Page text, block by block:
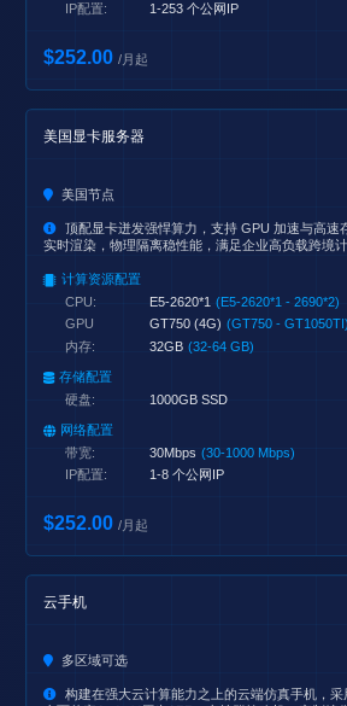
IP配置:
1-253 个公网IP
$252.00 /月起
美国显卡服务器
美国节点
顶配显卡迸发强悍算力，支持 GPU 加速与高速
实时渲染，物理隔离稳性能，满足企业高负载跨境计
计算资源配置
CPU:
E5-2620*1 (E5-2620*1 - 2690*2)
GPU
GT750 (4G) (GT750 - GT1050TI)
内存:
32GB (32-64 GB)
存储配置
硬盘:
1000GB SSD
网络配置
带宽:
30Mbps (30-1000 Mbps)
IP配置:
1-8 个公网IP
$252.00 /月起
云手机
多区域可选
构建在强大云计算能力之上的云端仿真手机，采